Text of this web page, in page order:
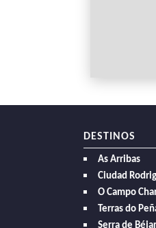
DESTINOS
As Arribas
Ciudad
O Campo
Terras do
Serra de